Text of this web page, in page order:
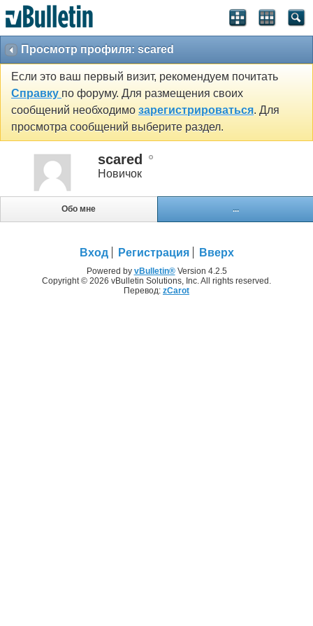
Просмотр профиля: scared
Если это ваш первый визит, рекомендуем почитать
Справку по форуму. Для размещения своих
сообщений необходимо зарегистрироваться. Для
просмотра сообщений выберите раздел.
scared
Новичок
Обо мне ...
Вход Регистрация Вверх
Powered by vBulletin®Version 4.2.5
Copyright © 2026 vBulletin Solutions, Inc. All rights reserved.
Перевод: zCarot